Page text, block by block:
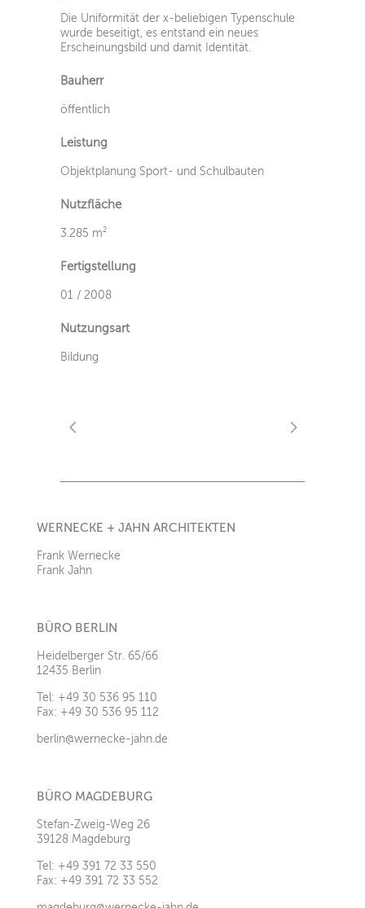
Die Uniformität der x-beliebigen Typenschule
wurde beseitigt, es entstand ein neues
Erscheinungsbild und damit Identität.
Bauherr
öffentlich
Leistung
Objektplanung Sport- und Schulbauten
Nutzfläche
3.285 m²
Fertigstellung
01 / 2008
Nutzungsart
Bildung
WERNECKE + JAHN ARCHITEKTEN
Frank Wernecke
Frank Jahn
BÜRO BERLIN
Heidelberger Str. 65/66
12435 Berlin
Tel: +49 30 536 95 110
Fax: +49 30 536 95 112
berlin@wernecke-jahn.de
BÜRO MAGDEBURG
Stefan-Zweig-Weg 26
39128 Magdeburg
Tel: +49 391 72 33 550
Fax: +49 391 72 33 552